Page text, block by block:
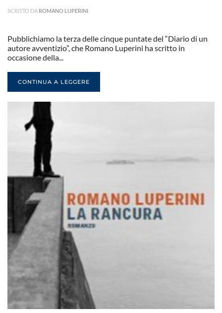
SCRITTO DA ROMANO LUPERINI
Pubblichiamo la terza delle cinque puntate del “Diario di un
autore avventizio”, che Romano Luperini ha scritto in
occasione della...
CONTINUA A LEGGERE